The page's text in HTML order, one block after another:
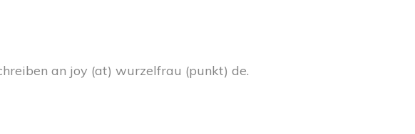
an joy (at) wurzelfrau (punkt) de.